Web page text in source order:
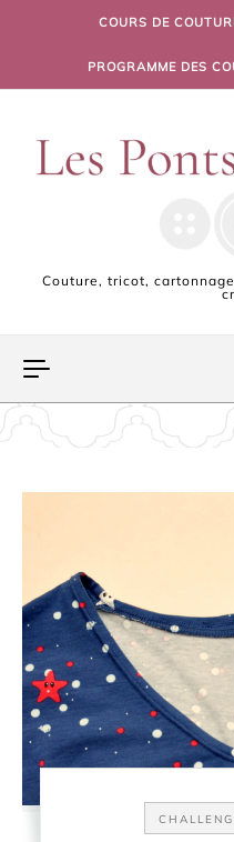
Skip to contentCOURS DE
PROGRAMME DES
Couture, tricot,